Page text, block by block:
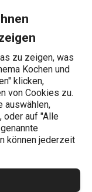
zu zeigen, was
Kochen und
klicken,
von Cookies zu.
auswählen,
oder auf "Alle
können jederzeit